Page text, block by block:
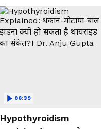
Hypothyroidism
06:39